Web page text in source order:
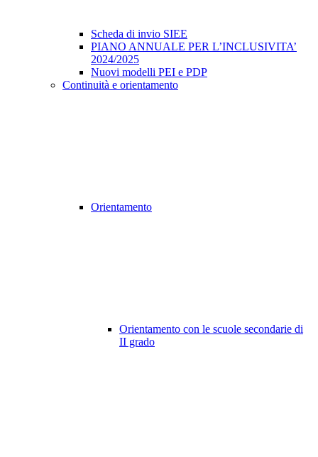
Scheda di invio SIEE
PIANO ANNUALE PER L’INCLUSIVITA’
2024/2025
Nuovi modelli PEI e PDP
Continuità e orientamento
Orientamento
Orientamento con le scuole secondarie di
II grado